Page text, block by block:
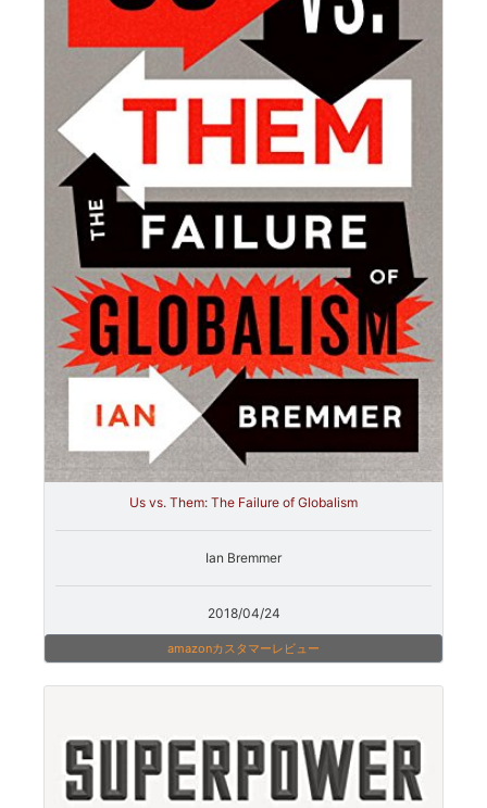
Us vs. Them: The Failure of Globalism
Ian Bremmer
2018/04/24
amazonカスタマーレビュー